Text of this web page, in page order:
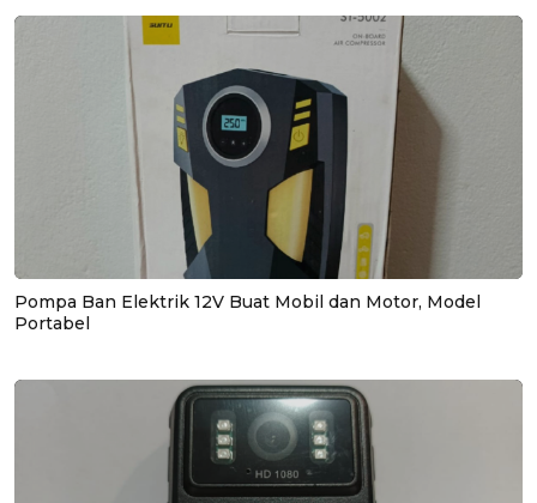
Pompa Ban Elektrik 12V Buat Mobil dan Motor, Model
Portabel